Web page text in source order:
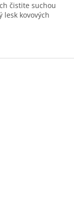
čistite suchou
lesk kovových